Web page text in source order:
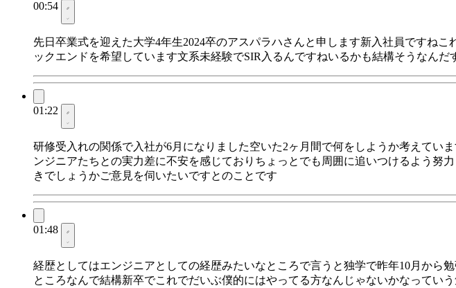
00:54
先日卒業式を迎えた大学4年生2024卒のアスパラハさんと申します新入社員ですね
ックエンドを希望しています文系未経験でSIR入るんですねいるかも結構そうなん
01:22
研修受入れの関係で入社が6月になりました空いた2ヶ月間で何をしようか考えてい
ンジニアたちとの実力差に不安を感じておりちょっとでも周囲に追いつけるよう
きでしょうかご意見を伺いたいですとのことです
01:48
経歴としてはエンジニアとしての経歴みたいなところで言うと独学で昨年10月から
ところなんで結構新卒でこれでだいぶ僕的にはやってる方なんじゃないかなってい